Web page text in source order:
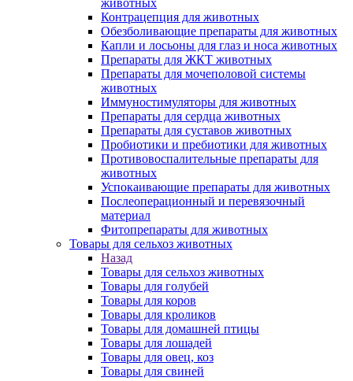
животных
Контрацепция для животных
Обезболивающие препараты для животных
Капли и лосьоны для глаз и носа животных
Препараты для ЖКТ животных
Препараты для мочеполовой системы
животных
Иммуностимуляторы для животных
Препараты для сердца животных
Препараты для суставов животных
Пробиотики и пребиотики для животных
Противовоспалительные препараты для
животных
Успокаивающие препараты для животных
Послеоперационный и перевязочный
материал
Фитопрепараты для животных
Товары для сельхоз животных
Назад
Товары для сельхоз животных
Товары для голубей
Товары для коров
Товары для кроликов
Товары для домашней птицы
Товары для лошадей
Товары для овец, коз
Товары для свиней